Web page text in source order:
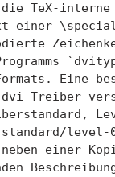
die TeX-
einer
Eine
dvi-Treiber
standard/
einer